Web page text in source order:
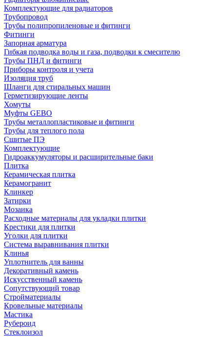
Комплектующие для радиаторов
Трубопровод
Трубы полипропиленовые и фитинги
Фитинги
Запорная арматура
Гибкая подводка воды и газа, подводки к смесителю
Трубы ПНД и фитинги
Приборы контроля и учета
Изоляция труб
Шланги для стиральных машин
Герметизирующие ленты
Хомуты
Муфты GEBO
Трубы металлопластиковые и фитинги
Трубы для теплого пола
Сшитые ПЭ
Комплектующие
Гидроаккумуляторы и расширительные баки
Плитка
Керамическая плитка
Керамогранит
Клинкер
Затирки
Мозаика
Расходные материалы для укладки плитки
Крестики для плитки
Уголки для плитки
Система выравнивания плитки
Клинья
Уплотнитель для ванны
Декоративный камень
Искусственный камень
Сопутствующий товар
Стройматериалы
Кровельные материалы
Мастика
Рубероид
Стеклоизол